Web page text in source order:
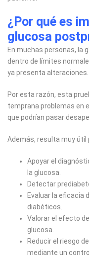
¿Por qué es
glucosa
En muchas personas, la
dentro de límites
ya presenta alteraciones.
Por esta razón, esta
temprana problemas en
que podrían pasar
Además, resulta muy útil
Apoyar el
la glucosa.
Detectar
Evaluar la eficacia
diabéticos.
Valorar el efecto
glucosa.
Reducir el riesgo
mediante un